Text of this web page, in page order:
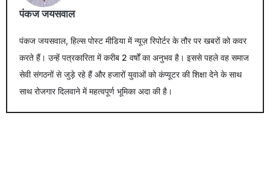
पंकज जयसवाल
पंकज जयसवाल, हिल्स पोस्ट मीडिया में न्यूज़ रिपोर्टर के तौर पर खबरों को कवर
करते हैं। उन्हें पत्रकारिता में करीब 2 वर्षों का अनुभव है। इससे पहले वह समाज
सेवी संगठनों से जुड़े रहे हैं और हजारों युवाओं को कंप्यूटर की शिक्षा देने के साथ
साथ रोजगार दिलवाने में महत्वपूर्ण भूमिका अदा की है।